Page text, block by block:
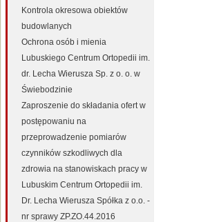
Kontrola okresowa obiektów
budowlanych
Ochrona osób i mienia
Lubuskiego Centrum Ortopedii im.
dr. Lecha Wierusza Sp. z o. o. w
Świebodzinie
Zaproszenie do składania ofert w
postępowaniu na
przeprowadzenie pomiarów
czynników szkodliwych dla
zdrowia na stanowiskach pracy w
Lubuskim Centrum Ortopedii im.
Dr. Lecha Wierusza Spółka z o.o. -
nr sprawy ZP.ZO.44.2016